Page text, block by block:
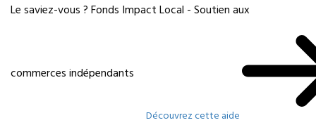
Le saviez-vous ?Fonds Impact Local - Soutien aux
commerces indépendants
Découvrez cette aide